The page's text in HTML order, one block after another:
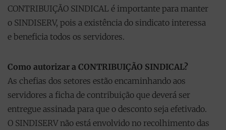
CONTRIBUIÇÃO SINDICAL é importante para manter
o SINDISERV, pois a existência do sindicato interessa
e beneficia todos os servidores.
Como autorizar a CONTRIBUIÇÃO SINDICAL?
As chefias dos setores estão encaminhando aos
servidores a ficha de contribuição que deverá ser
entregue assinada para que o desconto seja efetivado.
O SINDISERV não está envolvido no recolhimento das